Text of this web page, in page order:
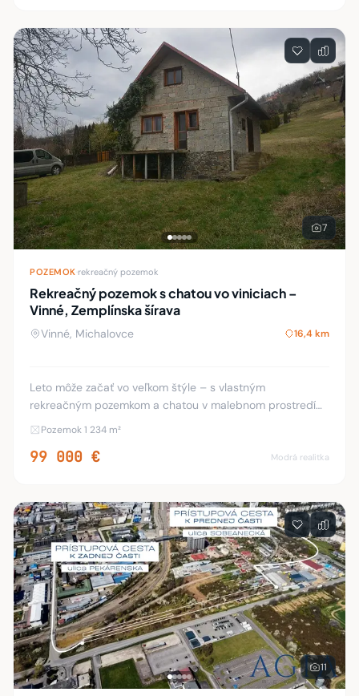
7
POZEMOK rekreačný pozemok
Rekreačný pozemok s chatou vo viniciach –
Vinné, Zemplínska šírava
Vinné, Michalovce 16,4 km
Leto môže začať vo veľkom štýle – s vlastným
rekreačným pozemkom a chatou v malebnom prostredí
vinohradov pri Zemplínskej šírave, známom ako slovenské
Pozemok 1 234 m²
99 000 € Modrá realitka
11